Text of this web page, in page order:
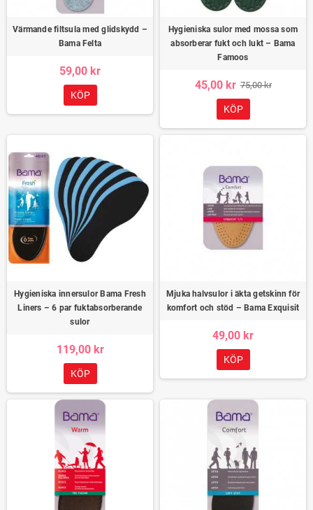
Värmande filtsula med glidskydd –
Bama Felta
59,00 kr
KÖP
Hygieniska sulor med mossa som
absorberar fukt och lukt – Bama
Famoos
45,00 kr 75,00 kr
KÖP
Hygieniska innersulor Bama Fresh
Liners – 6 par fuktabsorberande
sulor
119,00 kr
KÖP
Mjuka halvsulor i äkta getskinn för
komfort och stöd – Bama Exquisit
49,00 kr
KÖP